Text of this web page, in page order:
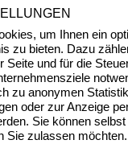
um Ihnen ein
zu bieten. Dazu
Seite und für die
zu anonymen
oder zur Anzeige
Sie können
Sie zulassen